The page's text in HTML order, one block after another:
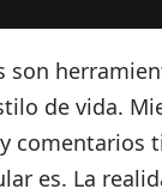
son
de vida.
comentarios
es. La